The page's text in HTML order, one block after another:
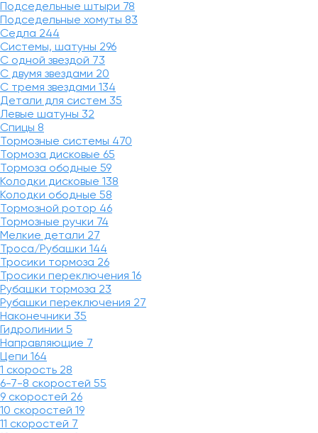
Подседельные штыри 78
Подседельные хомуты 83
Седла 244
Системы, шатуны 296
С одной звездой 73
С двумя звездами 20
С тремя звездами 134
Детали для систем 35
Левые шатуны 32
Спицы 8
Тормозные системы 470
Тормоза дисковые 65
Тормоза ободные 59
Колодки дисковые 138
Колодки ободные 58
Тормозной ротор 46
Тормозные ручки 74
Мелкие детали 27
Троса/Рубашки 144
Тросики тормоза 26
Тросики переключения 16
Рубашки тормоза 23
Рубашки переключения 27
Наконечники 35
Гидролинии 5
Направляющие 7
Цепи 164
1 скорость 28
6-7-8 скоростей 55
9 скоростей 26
10 скоростей 19
11 скоростей 7